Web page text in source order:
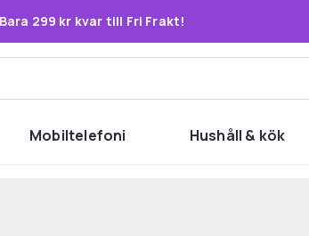
Bara 299 kr kvar till Fri Frakt!
Mobiltelefoni Hushåll & kök